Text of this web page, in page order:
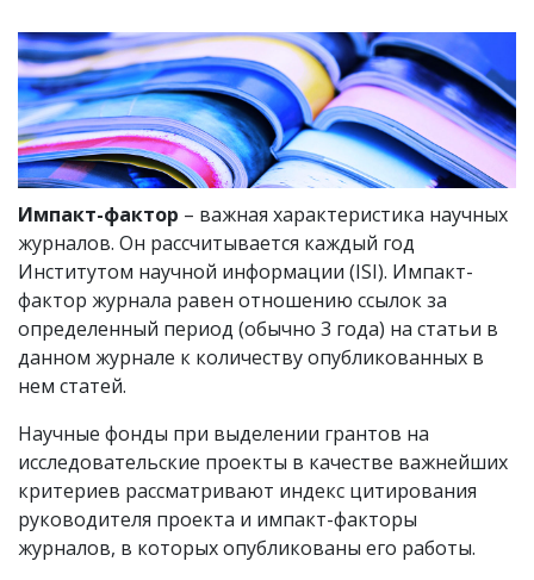
Импакт-фактор – важная характеристика научных
журналов. Он рассчитывается каждый год
Институтом научной информации (ISI). Импакт-
фактор журнала равен отношению ссылок за
определенный период (обычно 3 года) на статьи в
данном журнале к количеству опубликованных в
нем статей.
Научные фонды при выделении грантов на
исследовательские проекты в качестве важнейших
критериев рассматривают индекс цитирования
руководителя проекта и импакт-факторы
журналов, в которых опубликованы его работы.